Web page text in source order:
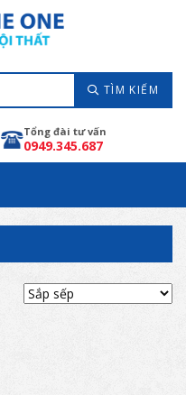
TÌM KIẾM
Tổng đài tư vấn
0949.345.687